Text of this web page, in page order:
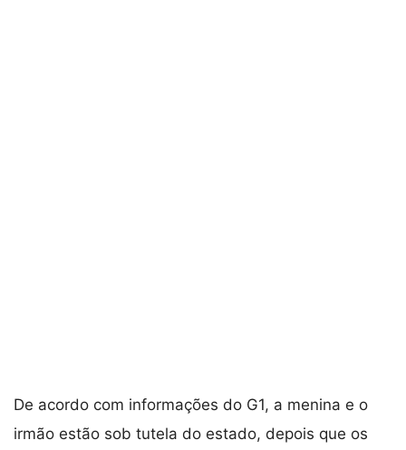
De acordo com informações do G1, a menina e o
irmão estão sob tutela do estado, depois que os